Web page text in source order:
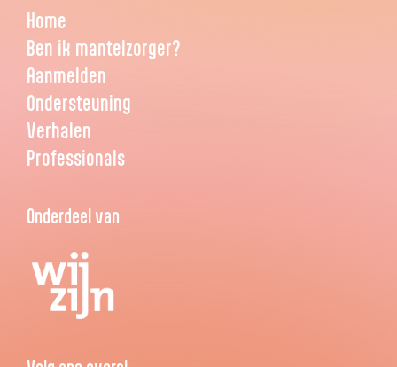
Home
Ben ik mantelzorger?
Aanmelden
Ondersteuning
Verhalen
Professionals
Onderdeel van